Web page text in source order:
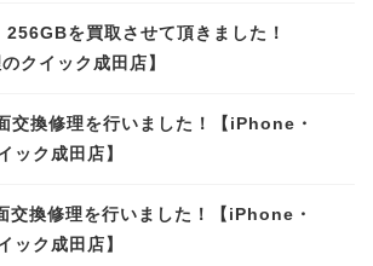
を買取させて頂きました！
クイック成田店】
換修理を行いました！【iPhone・
ック成田店】
換修理を行いました！【iPhone・
ック成田店】